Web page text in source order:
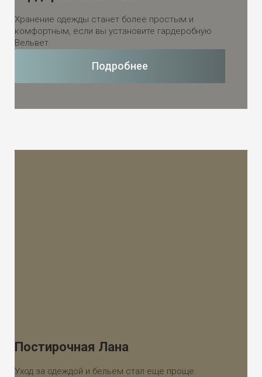
Подробнее
Хранение одежды станет более простым и
комфортным, если вы установите гардеробную
Вельвет.
Уход за одеждой и бельем стал еще проще.
Постирочная Лана